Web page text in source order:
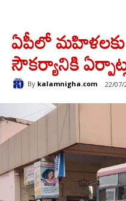
ఏపీలో
సౌకర్యానికి
By kalamnigha.com 22/07/